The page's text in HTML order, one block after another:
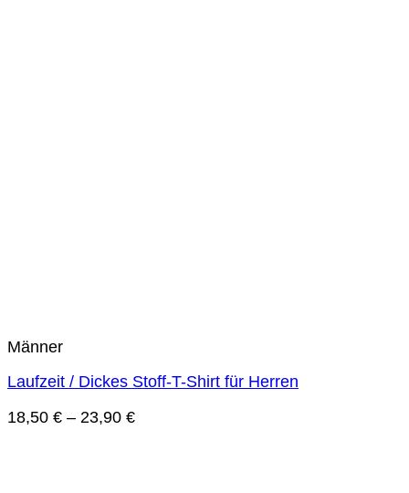
Männer
Laufzeit / Dickes Stoff-T-Shirt für Herren
18,50 € – 23,90 €